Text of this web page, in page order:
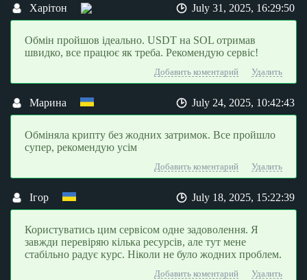
Харітон July 31, 2025, 16:29:50
Обмін пройшов ідеально. USDT на SOL отримав
швидко, все працює як треба. Рекомендую сервіс!
Добавить коментарий Удалить
Марина July 24, 2025, 10:42:43
Обміняла крипту без жодних затримок. Все пройшло
супер, рекомендую усім
Добавить коментарий Удалить
Ігор July 18, 2025, 15:22:39
Користуватись цим сервісом одне задоволення. Я
завжди перевіряю кілька ресурсів, але тут мене
стабільно радує курс. Ніколи не було жодних проблем.
Добавить коментарий Удалить